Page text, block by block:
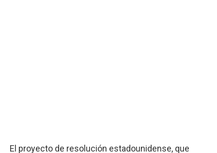
El proyecto de resolución estadounidense, que